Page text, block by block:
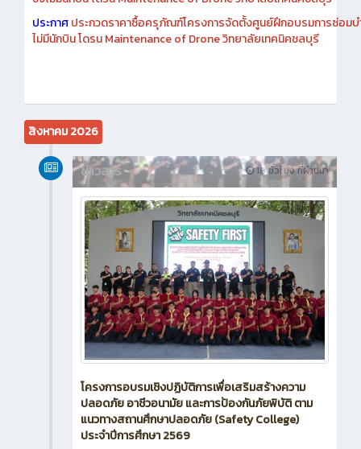
ประกาศประกวดราคาซื้อครุภัณฑ์โครงการจัดตั้งศูนย์ฝึกอบรมการซ่อมบ
ไม่มีนักบิน โดรน Maintenance of Drone วิทยาลัยเทคนิคชลบุรี
สิงหาคม 2026
18 ชั่วโมง ที่ผ่านมา
ข่าวสาร
โครงการอบรมเชิงปฏิบัติการเพื่อเสริมสร้างความ
ปลอดภัย อาชีวอนามัย และการป้องกันภัยพิบัติ ตาม
แนวทางสถานศึกษาปลอดภัย (Safety College)
ประจำปีการศึกษา 2569